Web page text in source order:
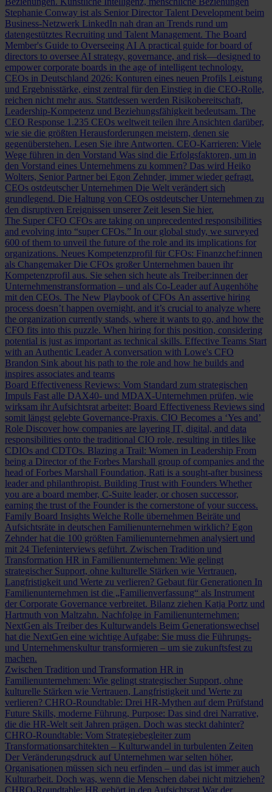
Stephanie Conway ist als Senior Director Talent Development beim
Business-Netzwerk LinkedIn nah dran an Trends rund um
datengestütztes Recruiting und Talent Management. The Board
Member's Guide to Overseeing AI A practical guide for board of
directors to oversee AI strategy, governance, and risk—designed to
empower corporate boards in the age of intelligent technology.
CEOs in Deutschland 2026: Konturen eines neuen Profils Leistung
und Ergebnisstärke, einst zentral für den Einstieg in die CEO-Rolle,
reichen nicht mehr aus. Stattdessen werden Risikobereitschaft,
Leadership-Kompetenz und Beziehungsfähigkeit bedeutsam. The
CEO Response 1.235 CEOs weltweit teilen ihre Ansichten darüber,
wie sie die größten Herausforderungen meistern, denen sie
gegenüberstehen. Lesen Sie ihre Antworten. CEO-Karrieren: Viele
Wege führen in den Vorstand Was sind die Erfolgsfaktoren, um in
den Vorstand eines Unternehmens zu kommen? Das wird Heiko
Wolters, Senior Partner bei Egon Zehnder, immer wieder gefragt.
CEOs ostdeutscher Unternehmen Die Welt verändert sich
grundlegend. Die Haltung von CEOs ostdeutscher Unternehmen zu
den disruptiven Ereignissen unserer Zeit lesen Sie hier.
The Super CFO CFOs are taking on unprecedented responsibilities
and evolving into “super CFOs.” In our global study, we surveyed
600 of them to unveil the future of the role and its implications for
organizations. Neues Kompetenzprofil für CFOs: Finanzchef:innen
als Changemaker Die CFOs großer Unternehmen bauen ihr
Kompetenzprofil aus. Sie sehen sich heute als Treiber:innen der
Unternehmenstransformation – und als Co-Leader auf Augenhöhe
mit den CEOs. The New Playbook of CFOs An assertive hiring
process doesn’t happen overnight, and it’s crucial to analyze where
the organization currently stands, where it wants to go, and how the
CFO fits into this puzzle. When hiring for this position, considering
potential is just as important as technical skills. Effective Teams Start
with an Authentic Leader A conversation with Lowe's CFO
Brandon Sink about his path to the role and how he builds and
inspires associates and teams
Board Effectiveness Reviews: Vom Standard zum strategischen
Impuls Fast alle DAX40- und MDAX-Unternehmen prüfen, wie
wirksam ihr Aufsichtsrat arbeitet; Board Effectiveness Reviews sind
somit längst gelebte Governance-Praxis. CIO Becomes a ‘Yes and’
Role Discover how companies are layering IT, digital, and data
responsibilities onto the traditional CIO role, resulting in titles like
CDIOs and CDTOs. Blazing a Trail: Women in Leadership From
being a Director of the Forbes Marshall group of companies and the
head of Forbes Marshall Foundation, Rati is a sought-after business
leader and philanthropist. Building Trust with Founders Whether
you are a board member, C-Suite leader, or chosen successor,
earning the trust of the Founder is the cornerstone of your success.
Family Board Insights Welche Rolle übernehmen Beiräte und
Aufsichtsräte in deutschen Familienunternehmen wirklich? Egon
Zehnder hat die 100 größten Familienunternehmen analysiert und
mit 24 Tiefeninterviews geführt. Zwischen Tradition und
Transformation HR in Familienunternehmen: Wie gelingt
strategischer Support, ohne kulturelle Stärken wie Vertrauen,
Langfristigkeit und Werte zu verlieren? Gebaut für Generationen In
Familienunternehmen ist die „Familienverfassung“ als Instrument
der Corporate Governance verbreitet. Bilanz ziehen Katja Portz und
Hartmuth von Maltzahn. Nachfolge in Familienunternehmen:
NextGen als Treiber des Kulturwandels Beim Generationswechsel
hat die NextGen eine wichtige Aufgabe: Sie muss die Führungs-
und Unternehmenskultur transformieren – um sie zukunftsfest zu
machen.
Zwischen Tradition und Transformation HR in
Familienunternehmen: Wie gelingt strategischer Support, ohne
kulturelle Stärken wie Vertrauen, Langfristigkeit und Werte zu
verlieren? CHRO-Roundtable: Drei HR-Mythen auf dem Prüfstand
Future Skills, moderne Führung, Purpose: Das sind drei Narrative,
die die HR-Welt seit Jahren prägen. Doch was steckt dahinter?
CHRO-Roundtable: Vom Strategiebegleiter zum
Transformationsarchitekten – Kulturwandel in turbulenten Zeiten
Der Veränderungsdruck auf Unternehmen war selten höher,
Organisationen müssen sich neu erfinden – und das ist immer auch
Kulturarbeit. Doch was, wenn die Menschen dabei nicht mitziehen?
CHRO-Roundtable: HR gehört in den Aufsichtsrat War der